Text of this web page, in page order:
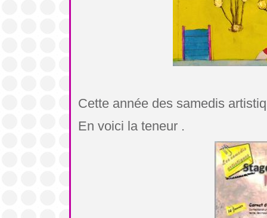
Cette année des samedis
En voici la teneur .